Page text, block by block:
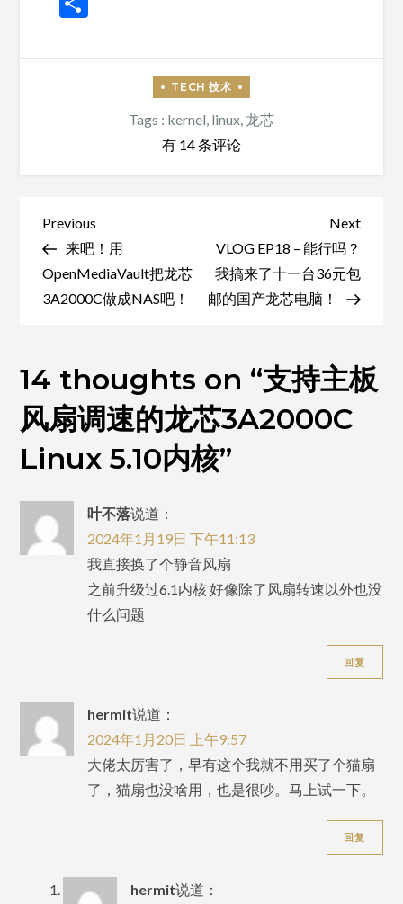
Tags : kernel linux 龙芯
支
扇
调
龙
芯
3A2000C
Linux
5.10
核
有 14 条评论
文
章
导
航
Previous
Post
Previous
来吧！用
OpenMediaVault把龙芯
3A2000C做成NAS吧！
Next
Next
VLOG EP18 – 能行吗？
我搞来了十一台36元包
邮的国产龙芯电脑！
14 thoughts on “支持主板
风扇调速的龙芯3A2000C
Linux 5.10内核”
叶不落说道：
2024年1月19日 下午11:13
我直接换了个静音风扇
之前升级过6.1内核 好像除了风扇转速以外也没
什么问题
回复
hermit说道：
2024年1月20日 上午9:57
大佬太厉害了，早有这个我就不用买了个猫扇
了，猫扇也没啥用，也是很吵。马上试一下。
回复
hermit说道：